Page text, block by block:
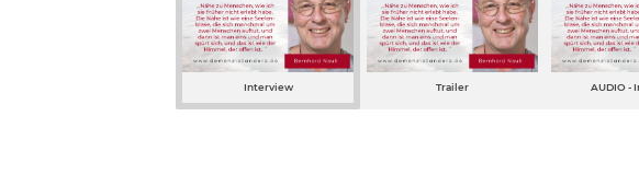
Interview Trailer AUDIO -